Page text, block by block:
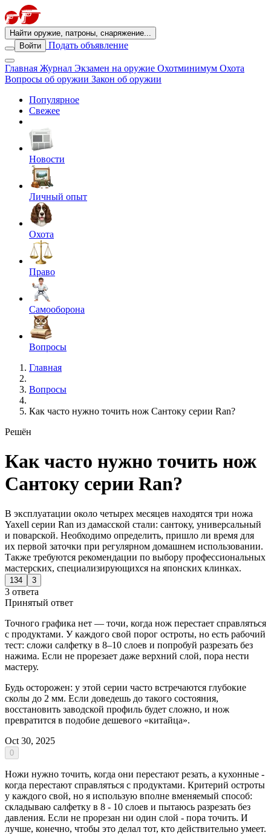
Найти оружие, патроны, снаряжение...
Войти
Подать объявление
Главная Журнал Экзамен на оружие Охотминимум Охота
Вопросы об оружии Закон об оружии
Популярное
Свежее
Новости
Личный опыт
Охота
Право
Самооборона
Вопросы
Главная
Вопросы
Как часто нужно точить нож Сантоку серии Ran?
Решён
Как часто нужно точить нож
Сантоку серии Ran?
В эксплуатации около четырех месяцев находятся три ножа
Yaxell серии Ran из дамасской стали: сантоку, универсальный
и поварской. Необходимо определить, пришло ли время для
их первой заточки при регулярном домашнем использовании.
Также требуются рекомендации по выбору профессиональных
мастерских, специализирующихся на японских клинках.
134 3
3 ответа
Принятый ответ
Точного графика нет — точи, когда нож перестает справляться
с продуктами. У каждого свой порог остроты, но есть рабочий
тест: сложи салфетку в 8–10 слоев и попробуй разрезать без
нажима. Если не прорезает даже верхний слой, пора нести
мастеру.
Будь осторожен: у этой серии часто встречаются глубокие
сколы до 2 мм. Если доведешь до такого состояния,
восстановить заводской профиль будет сложно, и нож
превратится в подобие дешевого «китайца».
Oct 30, 2025
0
Ножи нужно точить, когда они перестают резать, а кухонные -
когда перестают справляться с продуктами. Критерий остроты
у каждого свой, но я использую вполне вменяемый способ:
складываю салфетку в 8 - 10 слоев и пытаюсь разрезать без
давления. Если не прорезан ни один слой - пора точить. И
лучше, конечно, чтобы это делал тот, кто действительно умеет.